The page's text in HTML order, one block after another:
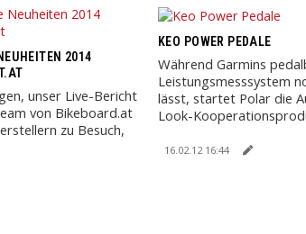
2014
unser Live-Bericht
von Bikeboard.at
zu Besuch,
KEO POWER PEDALE
Während Garmins
Leistungsmesssystem
lässt, startet Polar die
Look-
16.02.12 16:44